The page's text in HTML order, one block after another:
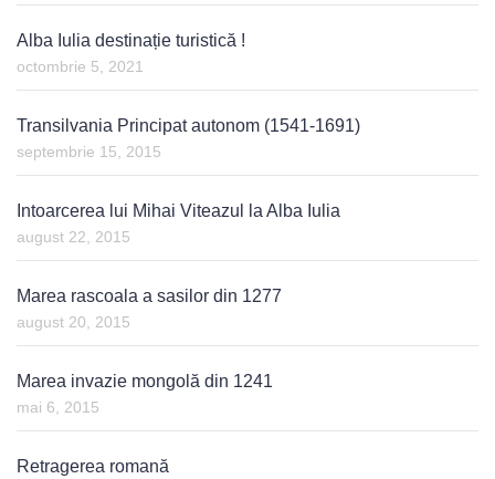
Alba Iulia destinație turistică !
octombrie 5, 2021
Transilvania Principat autonom (1541-1691)
septembrie 15, 2015
Intoarcerea lui Mihai Viteazul la Alba Iulia
august 22, 2015
Marea rascoala a sasilor din 1277
august 20, 2015
Marea invazie mongolă din 1241
mai 6, 2015
Retragerea romană